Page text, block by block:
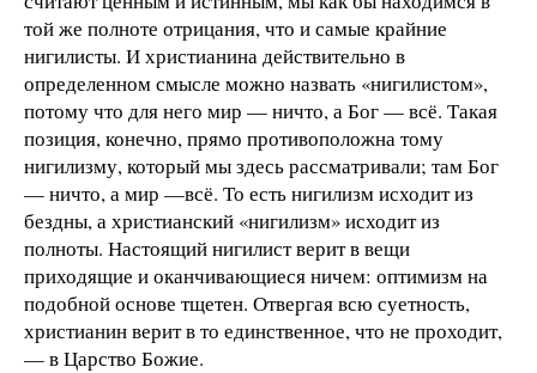
той же полноте отрицания, что и самые крайние
нигилисты. И христианина действительно в
определенном смысле можно назвать «нигилистом»,
потому что для него мир — ничто, а Бог — всё. Такая
позиция, конечно, прямо противоположна тому
нигилизму, который мы здесь рассматривали; там Бог
— ничто, а мир —всё. То есть нигилизм исходит из
бездны, а христианский «нигилизм» исходит из
полноты. Настоящий нигилист верит в вещи
приходящие и оканчивающиеся ничем: оптимизм на
подобной основе тщетен. Отвергая всю суетность,
христианин верит в то единственное, что не проходит,
— в Царство Божие.